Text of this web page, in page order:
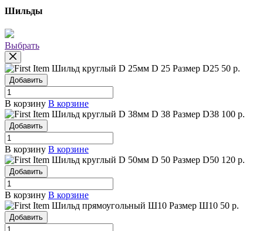
Шильды
Выбрать
Шильд круглый D 25мм D 25 Размер D25 50 р.
Добавить
В корзину В корзине
Шильд круглый D 38мм D 38 Размер D38 100 р.
Добавить
В корзину В корзине
Шильд круглый D 50мм D 50 Размер D50 120 р.
Добавить
В корзину В корзине
Шильд прямоугольный Ш10 Размер Ш10 50 р.
Добавить